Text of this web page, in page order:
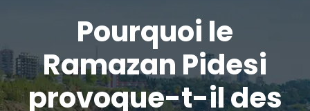
Pourquoi le
Ramazan Pidesi
provoque-t-il des